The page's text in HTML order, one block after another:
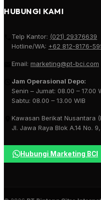
HUBUNGI KAMI
Telp Kantor: (021) 29376639
Hotline/WA: +62 812-8176-
Email: marketing@pt-bci.com
Jam Operasional Depo:
Senin – Jumat: 08.00 – 17.00
Sabtu: 08.00 – 13.00 WIB
Kawasan Berikat Nusantara
Jl. Jawa Raya Blok A.14 No.
Hubungi Marketing BCI